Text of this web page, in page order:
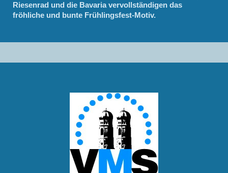
Riesenrad und die Bavaria vervollständigen das
fröhliche und bunte Frühlingsfest-Motiv.